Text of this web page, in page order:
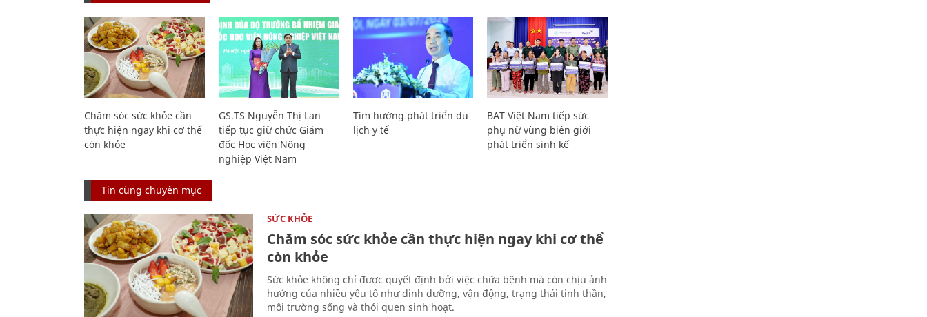
Chăm sóc sức khỏe cần
thực hiện ngay khi cơ thể
còn khỏe
GS.TS Nguyễn Thị Lan
tiếp tục giữ chức Giám
đốc Học viện Nông
nghiệp Việt Nam
Tìm hướng phát triển du
lịch y tế
BAT Việt Nam tiếp sức
phụ nữ vùng biên giới
phát triển sinh kế
Tin cùng chuyên mục
SỨC KHỎE
Chăm sóc sức khỏe cần thực hiện ngay khi cơ thể
còn khỏe
Sức khỏe không chỉ được quyết định bởi việc chữa bệnh mà còn chịu ảnh
hưởng của nhiều yếu tố như dinh dưỡng, vận động, trạng thái tinh thần,
môi trường sống và thói quen sinh hoạt.